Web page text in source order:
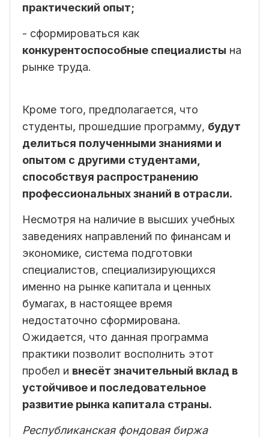
практический опыт;
- сформироваться как
конкурентоспособные специалисты на
рынке труда.
Кроме того, предполагается, что
студенты, прошедшие программу, будут
делиться полученными знаниями и
опытом с другими студентами,
способствуя распространению
профессиональных знаний в отрасли.
Несмотря на наличие в высших учебных
заведениях направлений по финансам и
экономике, система подготовки
специалистов, специализирующихся
именно на рынке капитала и ценных
бумагах, в настоящее время
недостаточно сформирована.
Ожидается, что данная программа
практики позволит восполнить этот
пробел и внесёт значительный вклад в
устойчивое и последовательное
развитие рынка капитала страны.
Республиканская фондовая биржа